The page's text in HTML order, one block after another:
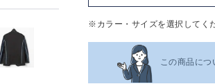
※カラー・サイズを選択してく
この商品につ